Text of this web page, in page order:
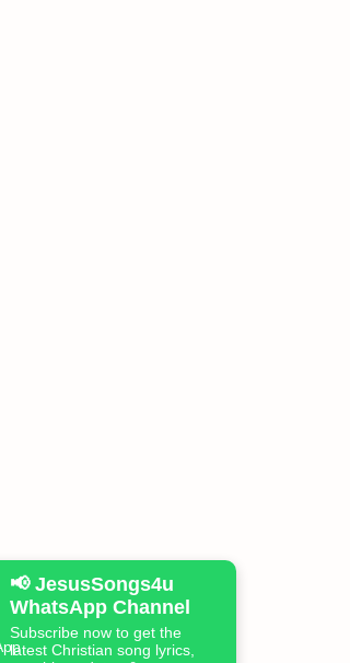
📢 JesusSongs4u
WhatsApp Channel
Subscribe now to get the
latest Christian song lyrics,